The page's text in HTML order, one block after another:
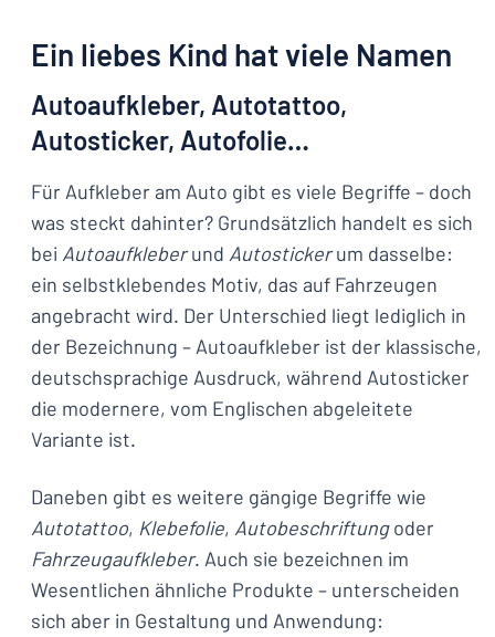
Ein liebes Kind hat viele Namen
Autoaufkleber, Autotattoo,
Autosticker, Autofolie…
Für Aufkleber am Auto gibt es viele Begriffe – doch
was steckt dahinter? Grundsätzlich handelt es sich
bei Autoaufkleberund Autostickerum dasselbe:
ein selbstklebendes Motiv, das auf Fahrzeugen
angebracht wird. Der Unterschied liegt lediglich in
der Bezeichnung – Autoaufkleber ist der klassische,
deutschsprachige Ausdruck, während Autosticker
die modernere, vom Englischen abgeleitete
Variante ist.
Daneben gibt es weitere gängige Begriffe wie
Autotattoo, Klebefolie, Autobeschriftungoder
Fahrzeugaufkleber. Auch sie bezeichnen im
Wesentlichen ähnliche Produkte – unterscheiden
sich aber in Gestaltung und Anwendung: